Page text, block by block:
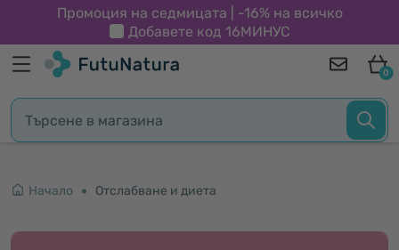
Промоция на седмицата | -16% на всичко
Добавете код 16МИНУС
0
Начало Отслабване и диета